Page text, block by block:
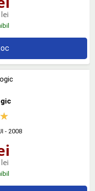
- 2008